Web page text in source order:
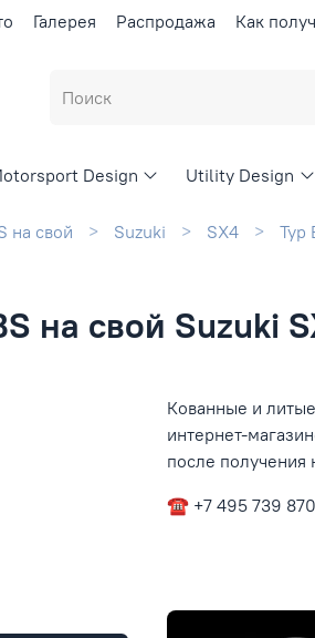
Галерея Распродажа Как
Design Utility Design
на свой Suzuki SX4 Typ
на свой Suzuki
Кованные и
интернет-
после получения
☎ +7 495 739